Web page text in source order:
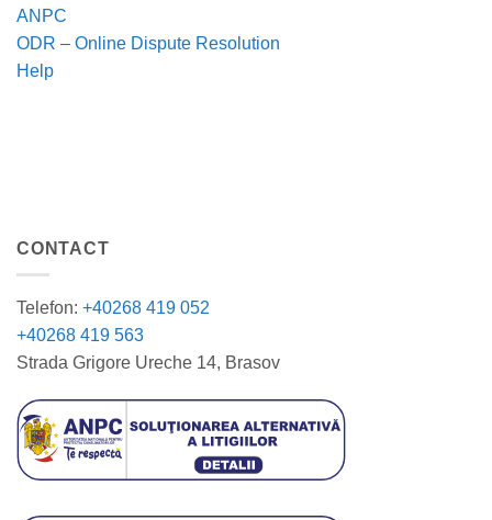
ANPC
ODR – Online Dispute Resolution
Help
CONTACT
Telefon: +40268 419 052
+40268 419 563
Strada Grigore Ureche 14, Brasov